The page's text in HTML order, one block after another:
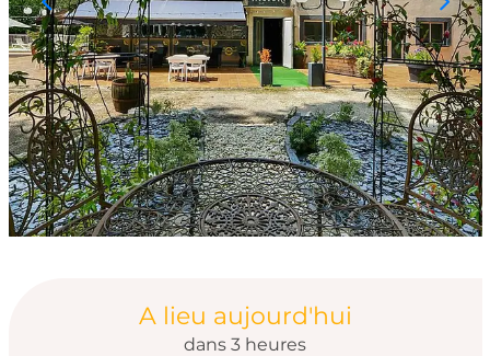
Ouverture et
A lieu aujourd'hui
dans 3 heures